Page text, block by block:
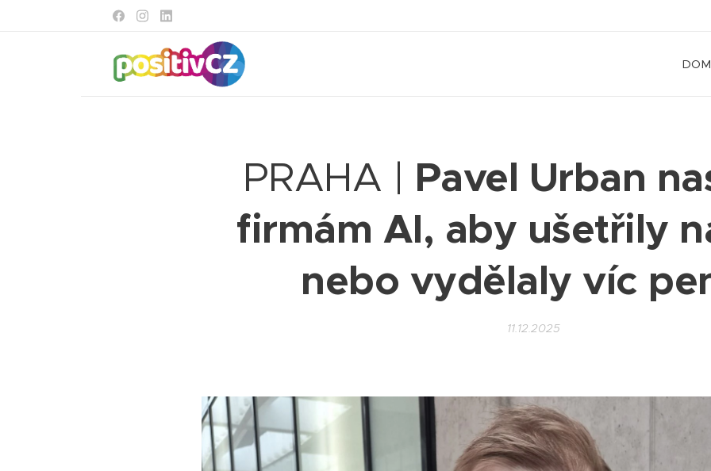
PRAHA | Pavel Urban
firmám AI, aby ušetřily
nebo vydělaly víc
11.12.2025